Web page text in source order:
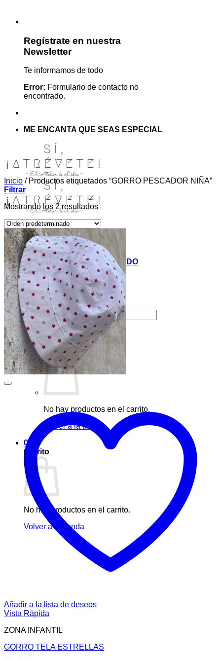
Regístrate en nuestra
Newsletter
Te informamos de todo
Error: Formulario de contacto no
encontrado.
ME ENCANTA QUE SEAS ESPECIAL
INICIO
TIENDA
MIS COSITAS POR EL MUNDO
EL COMIENZO
BLOG
PAGOS
CONTACTO
Buscar por:
Acceder / Registrarse
Carrito /0,00 € 0
No hay productos en el carrito.
Volver a la tienda
0
Carrito
No hay productos en el carrito.
Volver a la tienda
Inicio /Productos etiquetados “GORRO PESCADOR NIÑA”
Filtrar
Mostrando los 2 resultados
Añadir a la lista de deseos
Vista Rápida
ZONA INFANTIL
GORRO TELA ESTRELLAS